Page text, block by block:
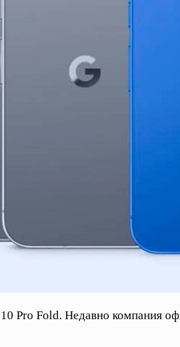
Pro Fold. Недавно компания